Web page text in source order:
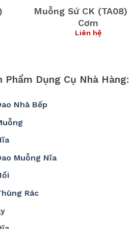
Muỗng Sứ CK (TA08)
Cơm
Liên hệ
Phẩm Dụng Cụ Nhà Hàng:
Nhà Bếp
Muỗng Nĩa
Rác